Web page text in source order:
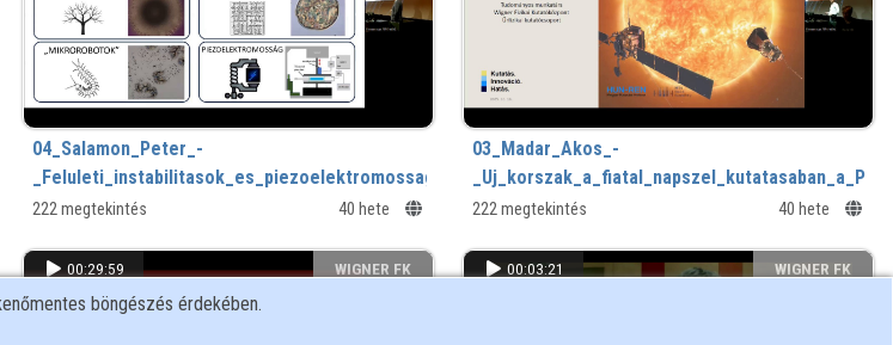
04_Salamon_Peter_-
_Feluleti_instabilitasok_es_piezoelektromossag_ferroelektromos_nematikus_folyadekokban.mp4
222 megtekintés 40 hete
03_Madar_Akos_-
222 megtekintés 40 hete
00:29:59 WIGNER FK 00:03:21 WIGNER FK
böngészés érdekében.